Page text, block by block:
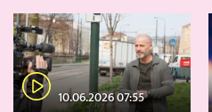
10.06.2026 07:55